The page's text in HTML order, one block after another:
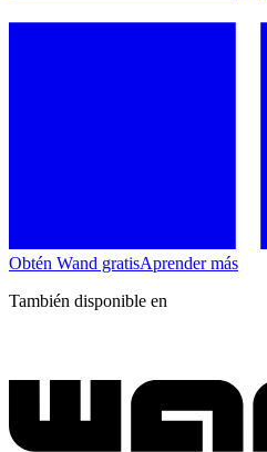
Obtén Wand gratisAprender más
También disponible en